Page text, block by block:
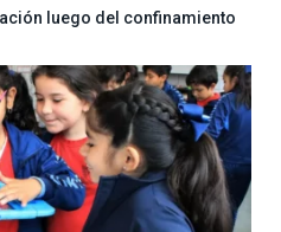
luego del confinamiento